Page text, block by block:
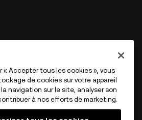
« Accepter tous les cookies », vous
de cookies sur votre appareil
navigation sur le site, analyser son
à nos efforts de marketing.